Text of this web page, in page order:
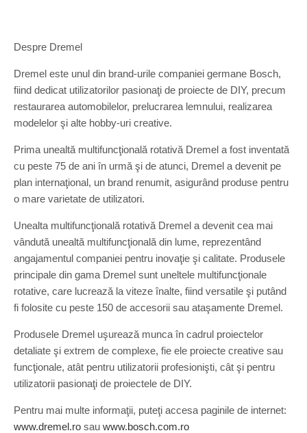
Despre Dremel
Dremel este unul din brand-urile companiei germane Bosch,
fiind dedicat utilizatorilor pasionaţi de proiecte de DIY, precum
restaurarea automobilelor, prelucrarea lemnului, realizarea
modelelor şi alte hobby-uri creative.
Prima unealtă multifuncţională rotativă Dremel a fost inventată
cu peste 75 de ani în urmă şi de atunci, Dremel a devenit pe
plan internaţional, un brand renumit, asigurând produse pentru
o mare varietate de utilizatori.
Unealta multifuncţională rotativă Dremel a devenit cea mai
vândută unealtă multifuncţională din lume, reprezentând
angajamentul companiei pentru inovaţie şi calitate. Produsele
principale din gama Dremel sunt uneltele multifuncţionale
rotative, care lucrează la viteze înalte, fiind versatile şi putând
fi folosite cu peste 150 de accesorii sau ataşamente Dremel.
Produsele Dremel uşurează munca în cadrul proiectelor
detaliate şi extrem de complexe, fie ele proiecte creative sau
funcţionale, atât pentru utilizatorii profesionişti, cât şi pentru
utilizatorii pasionaţi de proiectele de DIY.
Pentru mai multe informaţii, puteţi accesa paginile de internet:
www.dremel.ro sau www.bosch.com.ro